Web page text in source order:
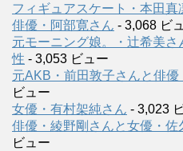
フィギュアスケート・本田真
俳優・阿部寛さん - 3,068 ビ
元モーニング娘。・辻希美
性 - 3,053 ビュー
元AKB・前田敦子さんと俳
ビュー
女優・有村架純さん - 3,023
俳優・綾野剛さんと女優・佐
ビュー